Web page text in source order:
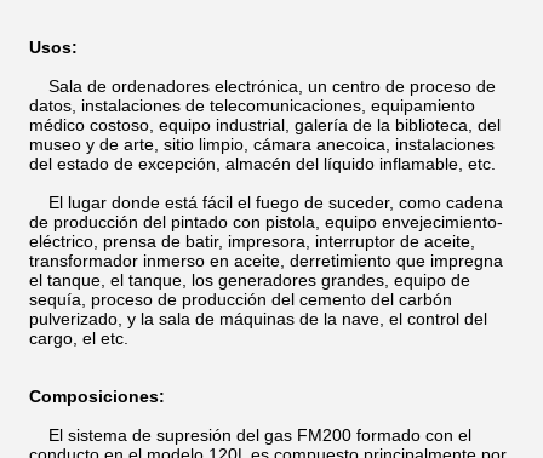
Usos:
Sala de ordenadores electrónica, un centro de proceso de
datos, instalaciones de telecomunicaciones, equipamiento
médico costoso, equipo industrial, galería de la biblioteca, del
museo y de arte, sitio limpio, cámara anecoica, instalaciones
del estado de excepción, almacén del líquido inflamable, etc.
El lugar donde está fácil el fuego de suceder, como cadena
de producción del pintado con pistola, equipo envejecimiento-
eléctrico, prensa de batir, impresora, interruptor de aceite,
transformador inmerso en aceite, derretimiento que impregna
el tanque, el tanque, los generadores grandes, equipo de
sequía, proceso de producción del cemento del carbón
pulverizado, y la sala de máquinas de la nave, el control del
cargo, el etc.
Composiciones:
El sistema de supresión del gas FM200 formado con el